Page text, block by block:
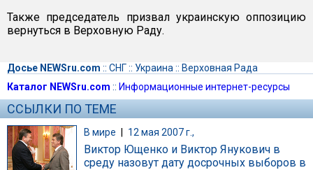
Также председатель призвал украинскую оппозицию
вернуться в Верховную Раду.
Досье NEWSru.com :: СНГ:: Украина :: Верховная Рада
Каталог NEWSru.com :: Информационные интернет-ресурсы
ССЫЛКИ ПО ТЕМЕ
В мире | 12 мая 2007 г.,
Виктор Ющенко и Виктор Янукович в
среду назовут дату досрочных выборов в